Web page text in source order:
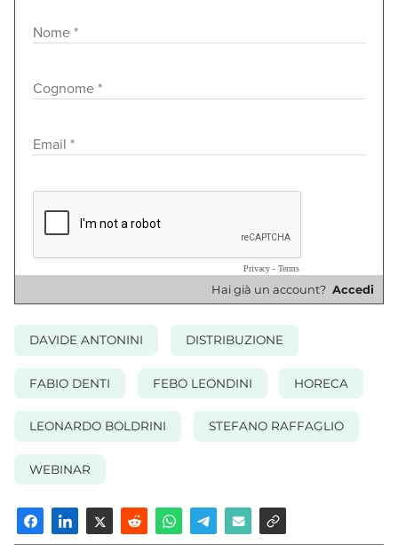
Hai già un account? Accedi
DAVIDE ANTONINI DISTRIBUZIONE
FABIO DENTI FEBO LEONDINI HORECA
LEONARDO BOLDRINI STEFANO RAFFAGLIO
WEBINAR